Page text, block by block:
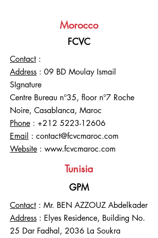
Morocco
FCVC
Contact :
Address : 09 BD Moulay Ismail
SIgnature
Centre Bureau n°35, floor n°7 Roche
Noire, Casablanca, Maroc
Phone : +212 5223-12606
Email : contact@fcvcmaroc.com
Website : www.fcvcmaroc.com
Tunisia
GPM
Contact : Mr. BEN AZZOUZ Abdelkader
Address : Elyes Residence, Building No.
25 Dar Fadhal, 2036 La Soukra